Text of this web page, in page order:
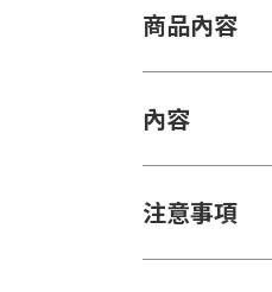
商品內容
內容
注意事項